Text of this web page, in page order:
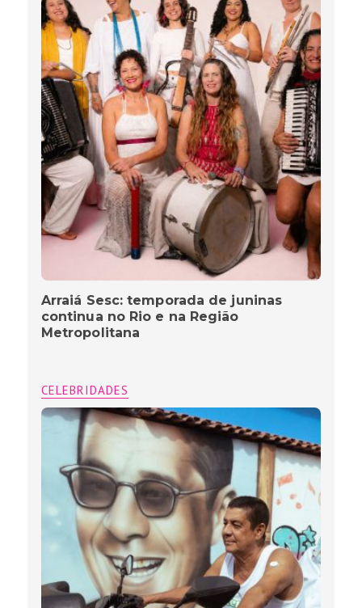
Arraiá Sesc: temporada de juninas
continua no Rio e na Região
Metropolitana
CELEBRIDADES